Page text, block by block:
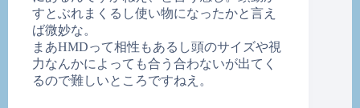
すとぶれまくるし使い物になったかと言え
ば微妙な。
まあHMDって相性もあるし頭のサイズや視
力なんかによっても合う合わないが出てく
るので難しいところですねえ。